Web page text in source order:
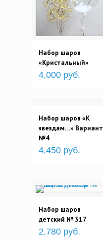
Набор шаров
«Кристальный»
4,000 руб.
Набор шаров «К
звездам…» Вариант
№4
4,450 руб.
Набор шаров
детский № 317
2,780 руб.